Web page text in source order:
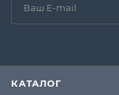
КАТАЛОГ